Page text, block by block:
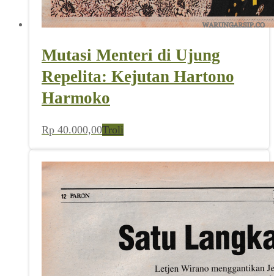
Mutasi Menteri di Ujung
Repelita: Kejutan Hartono
Harmoko
Rp 40.000,00Troli